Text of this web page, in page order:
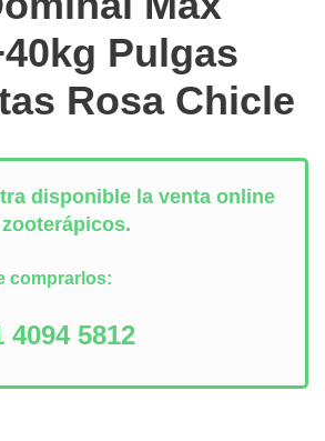
Pulgas
Rosa Chicle
disponible la venta online
comprarlos:
4094 5812